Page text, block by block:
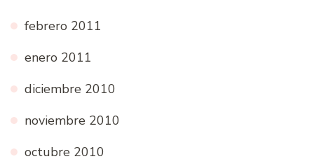
febrero 2011
enero 2011
diciembre 2010
noviembre 2010
octubre 2010